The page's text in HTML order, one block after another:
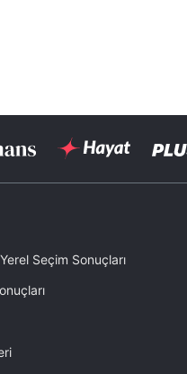
Seçim Sonuçları